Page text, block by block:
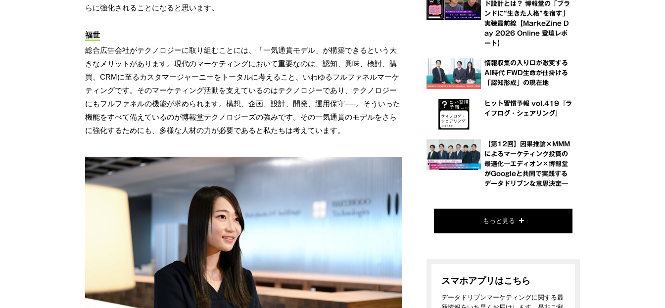
らに強化されることになると思います。
福世
総合広告会社がテクノロジーに取り組むことには、「一気通貫モデル」が構築できるという大
きなメリットがあります。現代のマーケティングにおいて重要なのは、認知、興味、検討、購
買、CRMに至るカスタマージャーニーをトータルに考えること、いわゆるフルファネルマーケ
ティングです。そのマーケティング活動を支えているのはテクノロジーであり、テクノロジー
にもフルファネルの機能が求められます。構想、企画、設計、開発、運用保守──。そういった
機能をすべて備えているのが博報堂テクノロジーズの強みです。その一気通貫のモデルをさら
に強化するためにも、多様な人材の力が必要であると私たちは考えています。
ド設計とは？ 博報堂の「ブラ
ンドに“生きた人格”を宿す」
実装最前線【MarkeZine D
ay 2026 Online 登壇レポ
ート】
情報収集の入り口が激変する
AI時代 FWD生命が仕掛ける
「認知形成」の現在地
ヒット習慣予報 vol.419『ラ
イフログ・シェアリング』
【第12回】因果推論×MMM
によるマーケティング投資の
最適化―エディオン×博報堂
がGoogleと共同で実践する
データドリブンな意思決定―
もっと見る
スマホアプリはこちら
データドリブンマーケティングに関する最